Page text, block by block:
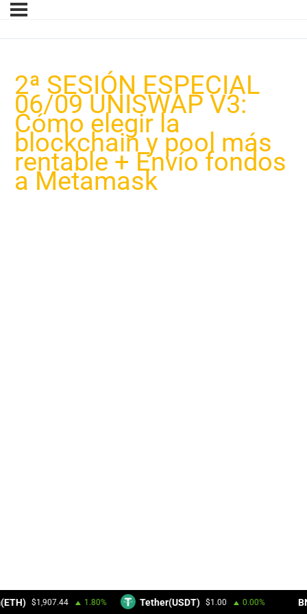
2ª SESIÓN ESPECIAL
06/09 UNISWAP V3:
Cómo elegir la
blockchain y pool más
rentable + Envío fondos
a Metamask
$1,907.44 1.80% Tether(USDT) $1.00 0.00%